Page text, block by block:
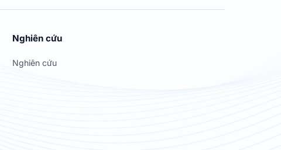
Nghiên cứu
Nghiên cứu